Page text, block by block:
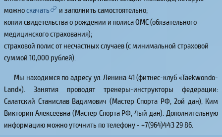
можноскачать
и заполнить самостоятельно;
копии свидетельства о рождении и полиса ОМС (обязательного
медицинского страхования);
страховой полис от несчастных случаев (с минимальной страховой
суммой 10,000 рублей).
Мы находимся по адресу ул. Ленина 41 (фитнес-клуб «Taekwondo-
Land»). Занятия проводят тренеры-инструкторы федерации:
Салатский Станислав Вадимович (Мастер Спорта РФ, 2ой дан), Ким
Виктория Алексеевна (Мастер Спорта РФ, 4ый дан). Дополнительную
информацию можно уточнить по телефону - +7(964)443 29 86.